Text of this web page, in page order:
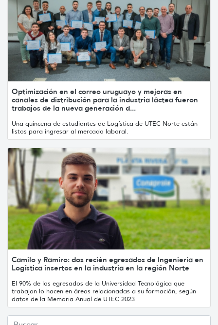
Optimización en el correo uruguayo y mejoras en
canales de distribución para la industria láctea fueron
trabajos de la nueva generación d...
Una quincena de estudiantes de Logística de UTEC Norte están
listos para ingresar al mercado laboral.
Camilo y Ramiro: dos recién egresados de Ingeniería en
Logística insertos en la industria en la región Norte
El 90% de los egresados de la Universidad Tecnológica que
trabajan lo hacen en áreas relacionadas a su formación, según
datos de la Memoria Anual de UTEC 2023